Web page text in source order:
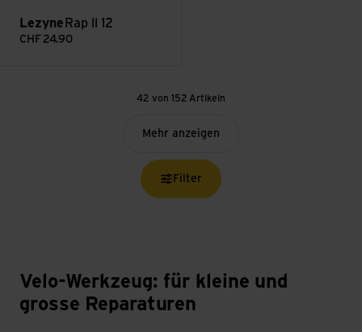
Lezyne Rap ll 12
CHF 24.90
42 von 152 Artikeln
Mehr anzeigen
Filter
Velo-Werkzeug: für kleine und
grosse Reparaturen